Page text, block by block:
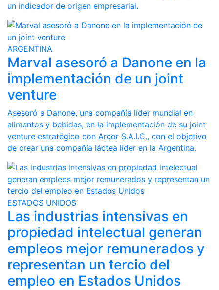
un indicador de origen empresarial.
ARGENTINA
Marval asesoró a Danone en la
implementación de un joint
venture
Asesoró a Danone, una compañía líder mundial en
alimentos y bebidas, en la implementación de su joint
venture estratégico con Arcor S.A.I.C., con el objetivo
de crear una compañía láctea líder en la Argentina.
ESTADOS UNIDOS
Las industrias intensivas en
propiedad intelectual generan
empleos mejor remunerados y
representan un tercio del
empleo en Estados Unidos